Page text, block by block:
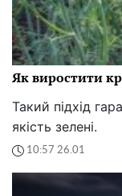
Як виростити
Такий підхід
якість зелені.
10:57 26.01